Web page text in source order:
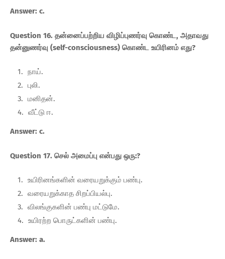
Answer: c.
Question 16. தன்னைப்பற்றிய விழிப்புணர்வு கொண்ட, அதாவது
தன்னுணர்வு (self-consciousness) கொண்ட உயிரினம் எது?
நாய்.
புலி.
மனிதன்.
வீட்டு ஈ.
Answer: c.
Question 17. செல் அமைப்பு என்பது ஒரு:?
உயிரினங்களின் வரையறுக்கும் பண்பு.
வரையறுக்காத சிறப்பியல்பு.
விலங்குகளின் பண்பு மட்டுமே.
உயிரற்ற பொருட்களின் பண்பு.
Answer: a.